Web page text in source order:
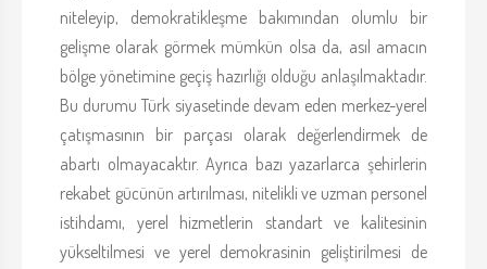
niteleyip, demokratikleşme bakımından olumlu bir
gelişme olarak görmek mümkün olsa da, asıl amacın
bölge yönetimine geçiş hazırlığı olduğu anlaşılmaktadır.
Bu durumu Türk siyasetinde devam eden merkez-yerel
çatışmasının bir parçası olarak değerlendirmek de
abartı olmayacaktır. Ayrıca bazı yazarlarca şehirlerin
rekabet gücünün artırılması, nitelikli ve uzman personel
istihdamı, yerel hizmetlerin standart ve kalitesinin
yükseltilmesi ve yerel demokrasinin geliştirilmesi de